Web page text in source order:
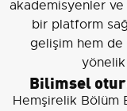
akademisyenler ve
bir platform
gelişim hem de
Bilimsel
Hemşirelik Bölüm